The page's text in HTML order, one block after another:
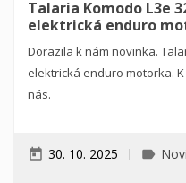
Talaria Komodo L3e
elektrická enduro
Dorazila k nám novinka.
elektrická enduro motorka.
nás.
today 30. 10. 2025 label